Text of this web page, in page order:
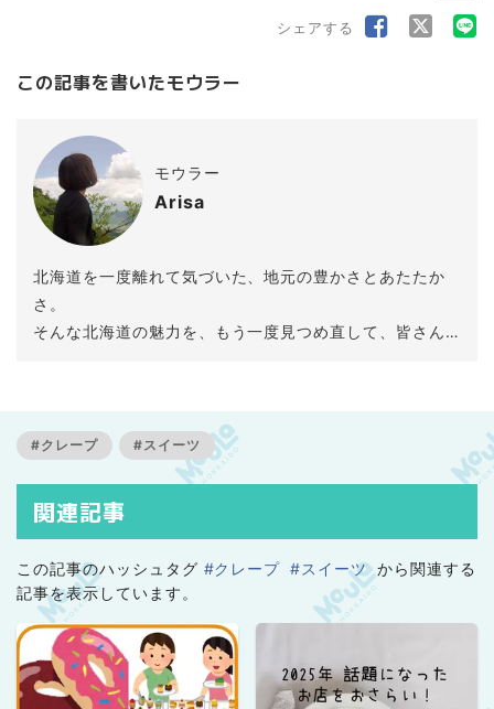
シェアする
この記事を書いたモウラー
モウラー
Arisa
北海道を一度離れて気づいた、地元の豊かさとあたたか
さ。
そんな北海道の魅力を、もう一度見つめ直して、皆さん
#クレープ #スイーツ
関連記事
この記事のハッシュタグ #クレープ #スイーツ から関連する
記事を表示しています。